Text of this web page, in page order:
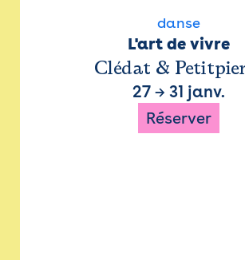
danse
L'art de vivre
Clédat &
27 → 31 janv.
Réserver